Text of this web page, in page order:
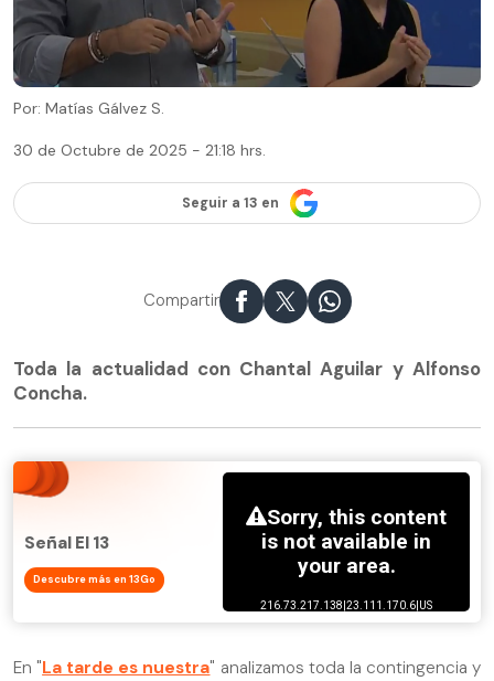
Por: Matías Gálvez S.
30 de Octubre de 2025 - 21:18 hrs.
Seguir a 13 en
Compartir
Toda la actualidad con Chantal Aguilar y Alfonso
Concha.
Señal El 13
Descubre más en 13Go
En "La tarde es nuestra" analizamos toda la contingencia y